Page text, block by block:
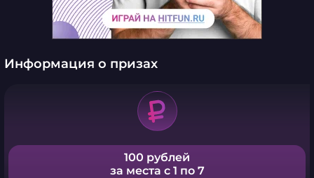
Информация о призах
100 рублей
за места с 1 по 7